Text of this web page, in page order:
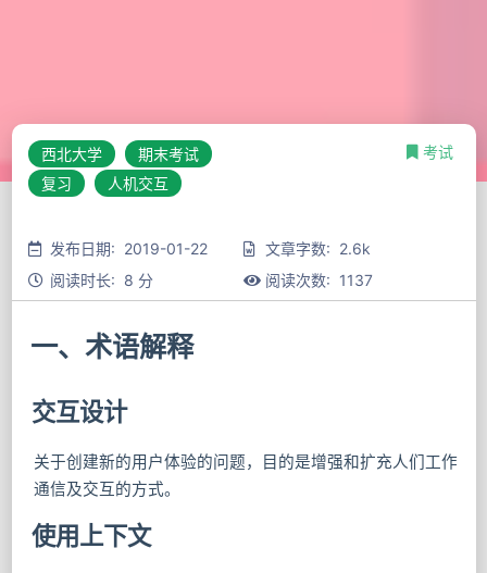
西北大学
期末考试
复习
人机交互
考试
发布日期: 2019-01-22
文章字数: 2.6k
阅读时长: 8 分
阅读次数: 1137
一、术语解释
交互设计
关于创建新的用户体验的问题，目的是增强和扩充人们工作
通信及交互的方式。
使用上下文